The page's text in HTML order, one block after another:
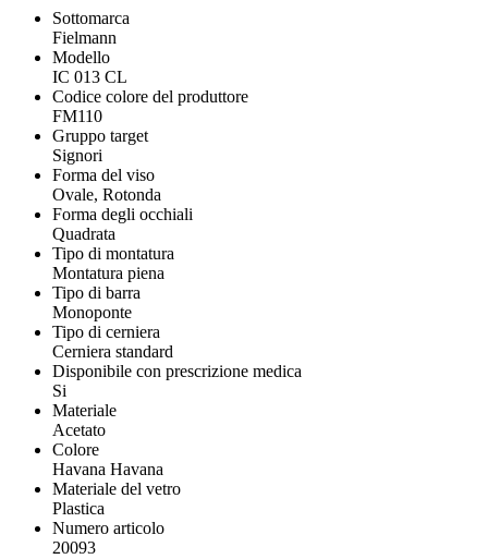
Sottomarca
Fielmann
Modello
IC 013 CL
Codice colore del produttore
FM110
Gruppo target
Signori
Forma del viso
Ovale, Rotonda
Forma degli occhiali
Quadrata
Tipo di montatura
Montatura piena
Tipo di barra
Monoponte
Tipo di cerniera
Cerniera standard
Disponibile con prescrizione medica
Si
Materiale
Acetato
Colore
Havana Havana
Materiale del vetro
Plastica
Numero articolo
20093